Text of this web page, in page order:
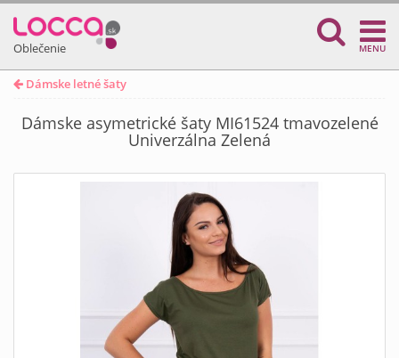
Oblečenie MENU
Dámske letné šaty
Dámske asymetrické šaty MI61524 tmavozelené
Univerzálna Zelená